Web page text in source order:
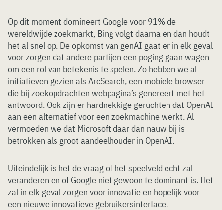
Op dit moment domineert Google voor 91% de
wereldwijde zoekmarkt, Bing volgt daarna en dan houdt
het al snel op. De opkomst van genAI gaat er in elk geval
voor zorgen dat andere partijen een poging gaan wagen
om een rol van betekenis te spelen. Zo hebben we al
initiatieven gezien als ArcSearch, een mobiele browser
die bij zoekopdrachten webpagina’s genereert met het
antwoord. Ook zijn er hardnekkige geruchten dat OpenAI
aan een alternatief voor een zoekmachine werkt. Al
vermoeden we dat Microsoft daar dan nauw bij is
betrokken als groot aandeelhouder in OpenAI.
Uiteindelijk is het de vraag of het speelveld echt zal
veranderen en of Google niet gewoon te dominant is. Het
zal in elk geval zorgen voor innovatie en hopelijk voor
een nieuwe innovatieve gebruikersinterface.